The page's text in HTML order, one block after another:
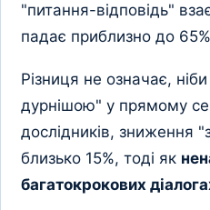
"питання-відповідь"
падає приблизно до
Різниця не означає,
дурнішою" у прямому
дослідників, зниження
близько 15%, тоді як
багатокрокових